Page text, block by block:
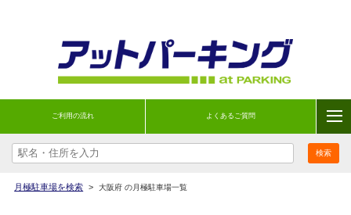
ご利用の流れ よくあるご質問
月極駐車場を検索 > 大阪府 の月極駐車場一覧